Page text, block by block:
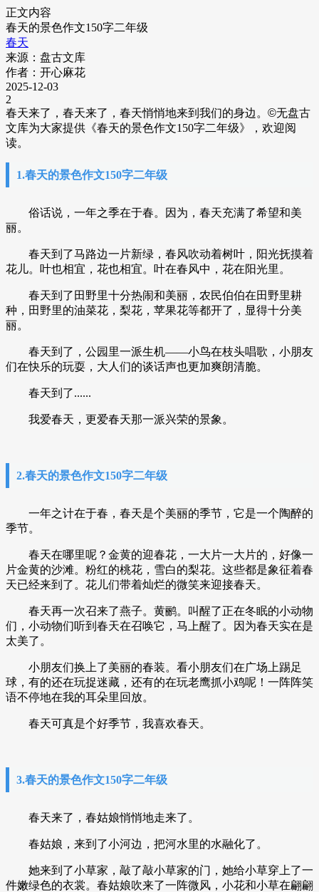
正文内容
春天的景色作文150字二年级
春天
来源：盘古文库
作者：开心麻花
2025-12-03
2
春天来了，春天来了，春天悄悄地来到我们的身边。 ©无盘古
文库为大家提供《春天的景色作文150字二年级》，欢迎阅
读。
1.春天的景色作文150字二年级
俗话说，一年之季在于春。因为，春天充满了希望和美
丽。
春天到了马路边一片新绿，春风吹动着树叶，阳光抚摸着
花儿。叶也相宜，花也相宜。叶在春风中，花在阳光里。
春天到了田野里十分热闹和美丽，农民伯伯在田野里耕
种，田野里的油菜花，梨花，苹果花等都开了，显得十分美
丽。
春天到了，公园里一派生机——小鸟在枝头唱歌，小朋友
们在快乐的玩耍，大人们的谈话声也更加爽朗清脆。
春天到了......
我爱春天，更爱春天那一派兴荣的景象。
2.春天的景色作文150字二年级
一年之计在于春，春天是个美丽的季节，它是一个陶醉的
季节。
春天在哪里呢？金黄的迎春花，一大片一大片的，好像一
片金黄的沙滩。粉红的桃花，雪白的梨花。这些都是象征着春
天已经来到了。花儿们带着灿烂的微笑来迎接春天。
春天再一次召来了燕子。黄鹂。叫醒了正在冬眠的小动物
们，小动物们听到春天在召唤它，马上醒了。因为春天实在是
太美了。
小朋友们换上了美丽的春装。看小朋友们在广场上踢足
球，有的还在玩捉迷藏，还有的在玩老鹰抓小鸡呢！一阵阵笑
语不停地在我的耳朵里回放。
春天可真是个好季节，我喜欢春天。
3.春天的景色作文150字二年级
春天来了，春姑娘悄悄地走来了。
春姑娘，来到了小河边，把河水里的水融化了。
她来到了小草家，敲了敲小草家的门，她给小草穿上了一
件嫩绿色的衣裳。春姑娘吹来了一阵微风，小花和小草在翩翩